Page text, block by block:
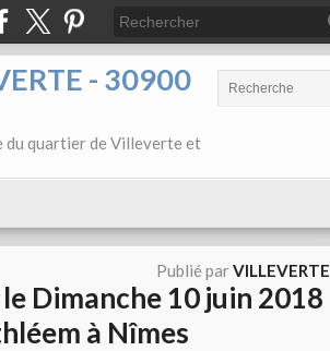
- 30900
du quartier de Villeverte et
Publié parVILLEVERTE
Dimanche 10 juin 2018
à Nîmes